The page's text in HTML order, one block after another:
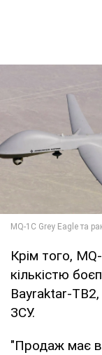
Крім того,
кількістю
Bayraktar-
ЗСУ.
"Продаж має